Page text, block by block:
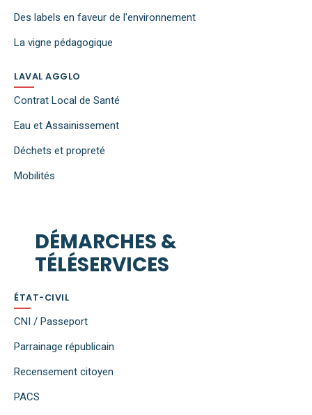
Des labels en faveur de l'environnement
La vigne pédagogique
LAVAL AGGLO
Contrat Local de Santé
Eau et Assainissement
Déchets et propreté
Mobilités
DÉMARCHES &
TÉLÉSERVICES
ÉTAT-CIVIL
CNI / Passeport
Parrainage républicain
Recensement citoyen
PACS